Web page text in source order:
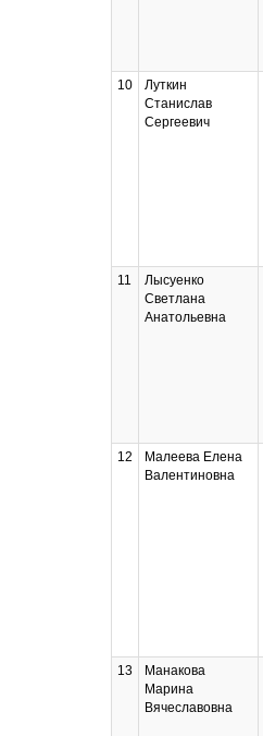
10
Луткин
Станислав
Сергеевич
11
Лысуенко
Светлана
Анатольевна
12
Малеева Елена
Валентиновна
13
Манакова
Марина
Вячеславовна